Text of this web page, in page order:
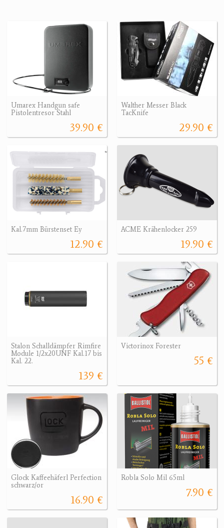
Umarex Handgun safe
Pistolentresor Stahl
39.90 €
Walther Messer Black
TacKnife
29.90 €
Kal.7mm Bürstenset Ey
12.90 €
ACME Krähenlocker 259
19.90 €
Stalon Schalldämpfer Rimfire
Module 1/2x20UNF Kal.17 bis
Kal. 22.
139 €
Victorinox Forester
55 €
Glock Kaffeehäferl Perfection
schwarz/or
16.90 €
Robla Solo Mil 65ml
7.90 €